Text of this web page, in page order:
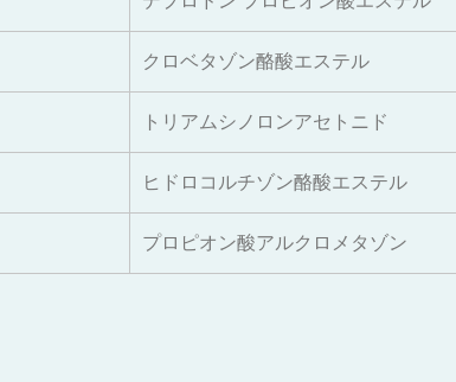
クロベタゾン酪酸エステル
トリアムシノロンアセトニド
ヒドロコルチゾン酪酸エステル
プロピオン酸アルクロメタゾン